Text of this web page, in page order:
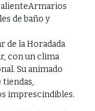
de baño y
de la Horadada
con un clima
Su animado
tiendas,
imprescindibles.